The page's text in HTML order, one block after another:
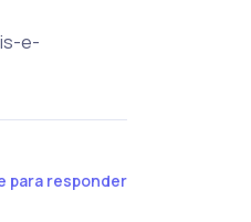
e-
para responder